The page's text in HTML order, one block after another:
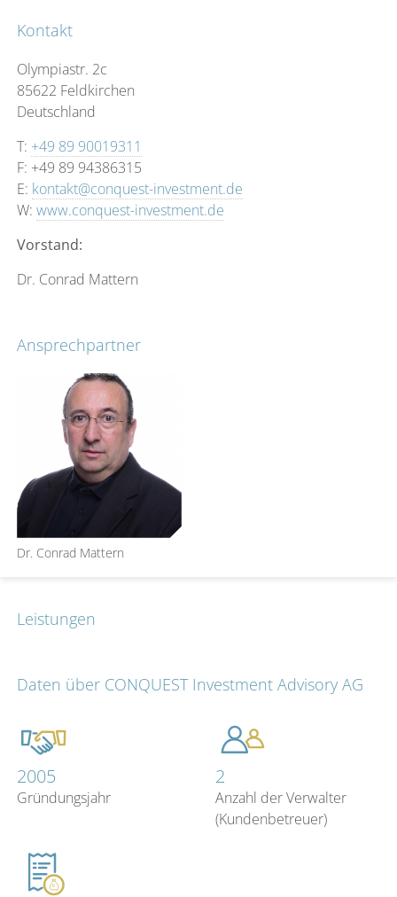
Kontakt
Olympiastr. 2c
85622 Feldkirchen
Deutschland
T: +49 89 90019311
F: +49 89 94386315
E: kontakt@conquest-investment.de
W:www.conquest-investment.de
Vorstand:
Dr. Conrad Mattern
Ansprechpartner
Dr. Conrad Mattern
Leistungen
Daten über CONQUEST Investment Advisory AG
2005
Gründungsjahr
2
Anzahl der Verwalter
(Kundenbetreuer)